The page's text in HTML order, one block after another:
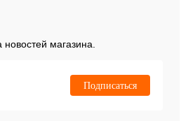
магазина.
Подписаться